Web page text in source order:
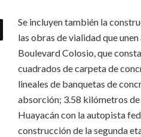
Se incluyen también la
las obras de vialidad que
Boulevard Colosio, que
cuadrados de carpeta de
lineales de banquetas de
absorción; 3.58 kilómetros
Huayacán con la autopista
construcción de la segunda